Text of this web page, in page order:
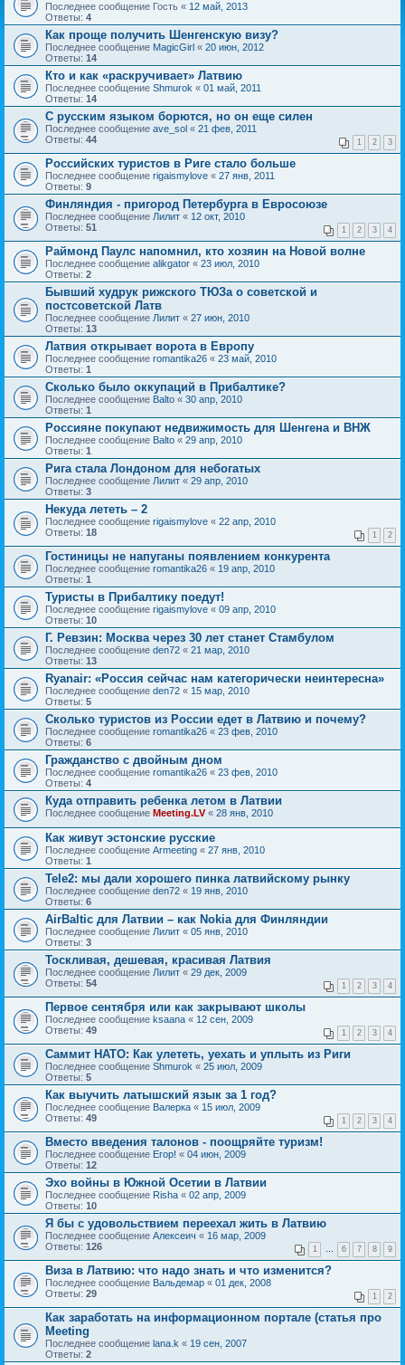
Последнее сообщение Гость « 12 май, 2013
Ответы: 4
Как проще получить Шенгенскую визу?
Последнее сообщение MagicGirl « 20 июн, 2012
Ответы: 14
Кто и как «раскручивает» Латвию
Последнее сообщение Shmurok « 01 май, 2011
Ответы: 14
С русским языком борются, но он еще силен
Последнее сообщение ave_sol « 21 фев, 2011
Ответы: 44 1 2 3
Российских туристов в Риге стало больше
Последнее сообщение rigaismylove « 27 янв, 2011
Ответы: 9
Финляндия - пригород Петербурга в Евросоюзе
Последнее сообщение Лилит « 12 окт, 2010
Ответы: 51 1 2 3 4
Раймонд Паулс напомнил, кто хозяин на Новой волне
Последнее сообщение alikgator « 23 июл, 2010
Ответы: 2
Бывший худрук рижского ТЮЗа о советской и
постсоветской Латв
Последнее сообщение Лилит « 27 июн, 2010
Ответы: 13
Латвия открывает ворота в Европу
Последнее сообщение romantika26 « 23 май, 2010
Ответы: 1
Сколько было оккупаций в Прибалтике?
Последнее сообщение Balto « 30 апр, 2010
Ответы: 1
Россияне покупают недвижимость для Шенгена и ВНЖ
Последнее сообщение Balto « 29 апр, 2010
Ответы: 1
Рига стала Лондоном для небогатых
Последнее сообщение Лилит « 29 апр, 2010
Ответы: 3
Некуда лететь – 2
Последнее сообщение rigaismylove « 22 апр, 2010
Ответы: 18 1 2
Гостиницы не напуганы появлением конкурента
Последнее сообщение romantika26 « 19 апр, 2010
Ответы: 1
Туристы в Прибалтику поедут!
Последнее сообщение rigaismylove « 09 апр, 2010
Ответы: 10
Г. Ревзин: Москва через 30 лет станет Стамбулом
Последнее сообщение den72 « 21 мар, 2010
Ответы: 13
Ryanair: «Россия сейчас нам категорически неинтересна»
Последнее сообщение den72 « 15 мар, 2010
Ответы: 5
Сколько туристов из России едет в Латвию и почему?
Последнее сообщение romantika26 « 23 фев, 2010
Ответы: 6
Гражданство с двойным дном
Последнее сообщение romantika26 « 23 фев, 2010
Ответы: 4
Куда отправить ребенка летом в Латвии
Последнее сообщение Meeting.LV« 28 янв, 2010
Как живут эстонские русские
Последнее сообщение Armeeting « 27 янв, 2010
Ответы: 1
Tele2: мы дали хорошего пинка латвийскому рынку
Последнее сообщение den72 « 19 янв, 2010
Ответы: 6
AirBaltic для Латвии – как Nokia для Финляндии
Последнее сообщение Лилит « 05 янв, 2010
Ответы: 3
Тоскливая, дешевая, красивая Латвия
Последнее сообщение Лилит « 29 дек, 2009
Ответы: 54 1 2 3 4
Первое сентября или как закрывают школы
Последнее сообщение ksaana « 12 сен, 2009
Ответы: 49 1 2 3 4
Саммит НАТО: Как улететь, уехать и уплыть из Риги
Последнее сообщение Shmurok « 25 июл, 2009
Ответы: 5
Как выучить латышский язык за 1 год?
Последнее сообщение Валерка « 15 июл, 2009
Ответы: 49 1 2 3 4
Вместо введения талонов - поощряйте туризм!
Последнее сообщение Егор! « 04 июн, 2009
Ответы: 12
Эхо войны в Южной Осетии в Латвии
Последнее сообщение Risha « 02 апр, 2009
Ответы: 10
Я бы с удовольствием переехал жить в Латвию
Последнее сообщение Алексеич « 16 мар, 2009
Ответы: 126 1 6 7 8 9
Виза в Латвию: что надо знать и что изменится?
Последнее сообщение Вальдемар « 01 дек, 2008
Ответы: 29 1 2
Как заработать на информационном портале (статья про
Meeting
Последнее сообщение lana.k « 19 сен, 2007
Ответы: 2